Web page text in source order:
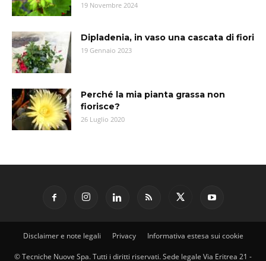
19 Novembre 2024
Dipladenia, in vaso una cascata di fiori
19 Gennaio 2023
Perché la mia pianta grassa non
fiorisce?
26 Luglio 2020
Disclaimer e note legali Privacy Informativa estesa sui cookie
© Tecniche Nuove Spa. Tutti i diritti riservati. Sede legale Via Eritrea 21 -